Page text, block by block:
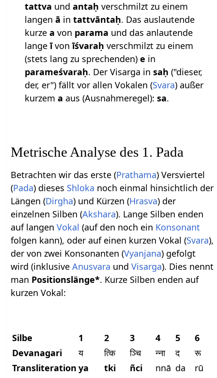
tattva und antaḥ verschmilzt zu einem
langen ā in tattvāntaḥ. Das auslautende
kurze a von parama und das anlautende
langeīvonīśvaraḥ verschmilzt zu einem
(stets lang zu sprechenden) e in
parameśvaraḥ. Der Visarga in saḥ ("dieser,
der, er") fällt vor allen Vokalen (Svara) außer
kurzem a aus (Ausnahmeregel): sa.
Metrische Analyse des 1. Pada
Betrachten wir das erste (Prathama) Versviertel
(Pada) dieses Shloka noch einmal hinsichtlich der
Längen (Dirgha) und Kürzen (Hrasva) der
einzelnen Silben (Akshara). Lange Silben enden
auf langenVokal (auf den noch ein Konsonant
folgen kann), oder auf einen kurzen Vokal (Svara),
der von zwei Konsonanten (Vyanjana) gefolgt
wird (inklusiveAnusvara undVisarga). Dies nennt
man Positionslänge*. Kurze Silben enden auf
kurzen Vokal:
Silbe 1 2 3 4 5 6
Devanagari
य त्कि ञ्चि न्ना द रू
Transliteration ya tki ñci nnā da rū